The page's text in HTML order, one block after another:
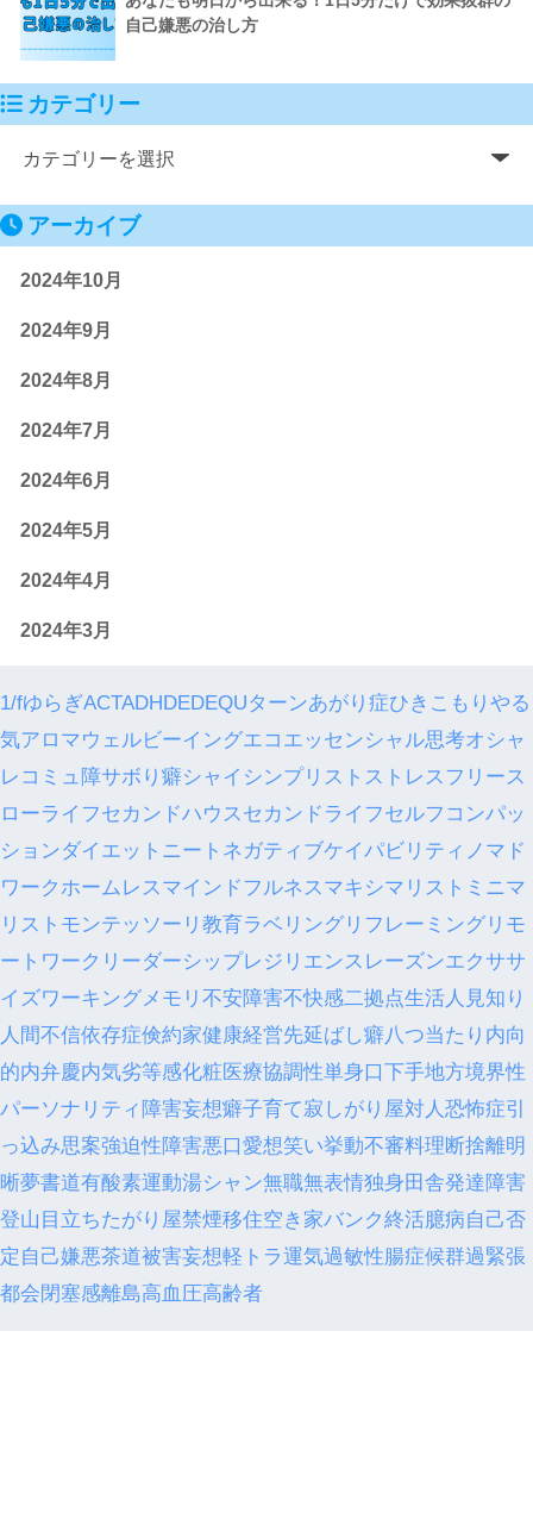
自己嫌悪の治し方
カテゴリー
アーカイブ
2024年10月
2024年9月
2024年8月
2024年7月
2024年6月
2024年5月
2024年4月
2024年3月
1/fゆらぎACTADHDEDEQUターンあがり症ひきこもり やる
気アロマウェルビーイングエコ エッセンシャル思考オシャ
レ コミュ障サボり癖シャイ シンプリスト ストレスフリー ス
ローライフセカンドハウス セカンドライフセルフコンパッ
ションダイエット ニート ネガティブケイパビリティ ノマド
ワーク ホームレス マインドフルネス マキシマリスト ミニマ
リスト モンテッソーリ教育ラベリング リフレーミング リモ
ートワーク リーダーシップレジリエンス レーズンエクササ
イズワーキングメモリ 不安障害不快感二拠点生活 人見知り
人間不信依存症倹約家健康経営先延ばし癖八つ当たり 内向
的内弁慶内気劣等感化粧医療協調性単身口下手地方境界性
パーソナリティ障害妄想癖子育て寂しがり屋対人恐怖症引
っ込み思案強迫性障害悪口愛想笑い挙動不審料理断捨離明
晰夢書道有酸素運動湯シャン無職無表情独身田舎発達障害
登山 目立ちたがり屋禁煙移住空き家バンク終活臆病自己否
定 自己嫌悪茶道被害妄想軽トラ運気過敏性腸症候群過緊張
都会閉塞感離島高血圧高齢者